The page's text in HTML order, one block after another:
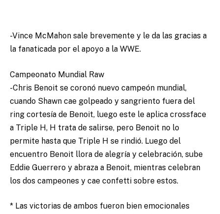
-Vince McMahon sale brevemente y le da las gracias a
la fanaticada por el apoyo a la WWE.
Campeonato Mundial Raw
-Chris Benoit se coronó nuevo campeón mundial,
cuando Shawn cae golpeado y sangriento fuera del
ring cortesía de Benoit, luego este le aplica crossface
a Triple H, H trata de salirse, pero Benoit no lo
permite hasta que Triple H se rindió. Luego del
encuentro Benoit llora de alegría y celebración, sube
Eddie Guerrero y abraza a Benoit, mientras celebran
los dos campeones y cae confetti sobre estos.
* Las victorias de ambos fueron bien emocionales